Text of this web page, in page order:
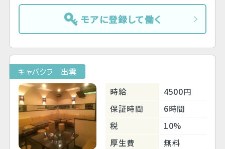
モアに登録して働く
キャバクラ 出雲
時給
4500円
保証時間
6時間
税
10%
厚生費
無料